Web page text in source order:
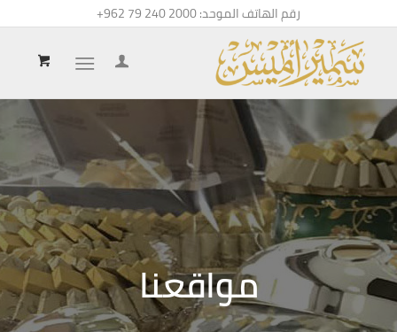
رقم الهاتف الموحد:+962 79 240 2000
مواقعنا